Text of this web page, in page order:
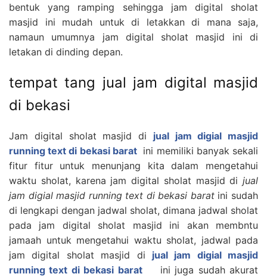
bentuk yang ramping sehingga jam digital sholat
masjid ini mudah untuk di letakkan di mana saja,
namaun umumnya jam digital sholat masjid ini di
letakan di dinding depan.
tempat tang jual jam digital masjid
di bekasi
Jam digital sholat masjid di jual jam digial masjid
running text di bekasi barat ini memiliki banyak sekali
fitur fitur untuk menunjang kita dalam mengetahui
waktu sholat, karena jam digital sholat masjid di jual
jam digial masjid running text di bekasi baratini sudah
di lengkapi dengan jadwal sholat, dimana jadwal sholat
pada jam digital sholat masjid ini akan membntu
jamaah untuk mengetahui waktu sholat, jadwal pada
jam digital sholat masjid di jual jam digial masjid
running text di bekasi baratini juga sudah akurat